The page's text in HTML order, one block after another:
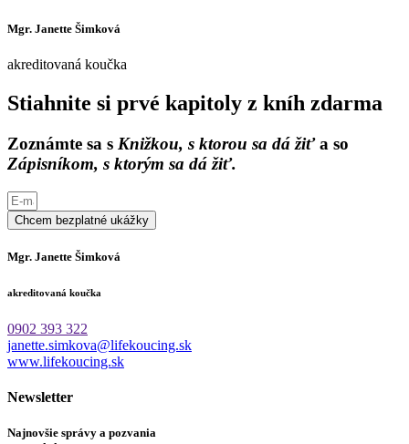
Mgr. Janette Šimková
akreditovaná koučka
Stiahnite si prvé kapitoly z kníh zdarma
Zoznámte sa s Knižkou, s ktorou sa dá žiťa so
Zápisníkom, s ktorým sa dá žiť.
Chcem bezplatné ukážky
Mgr. Janette Šimková
akreditovaná koučka
0902 393 322
janette.simkova@lifekoucing.sk
www.lifekoucing.sk
Newsletter
Najnovšie správy a pozvania